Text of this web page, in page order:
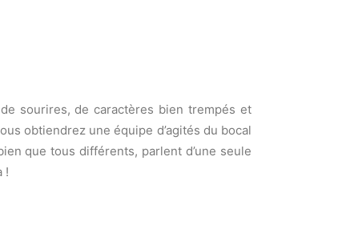
sourires, de caractères bien trempés et
obtiendrez une équipe d’agités du bocal
que tous différents, parlent d’une seule
!